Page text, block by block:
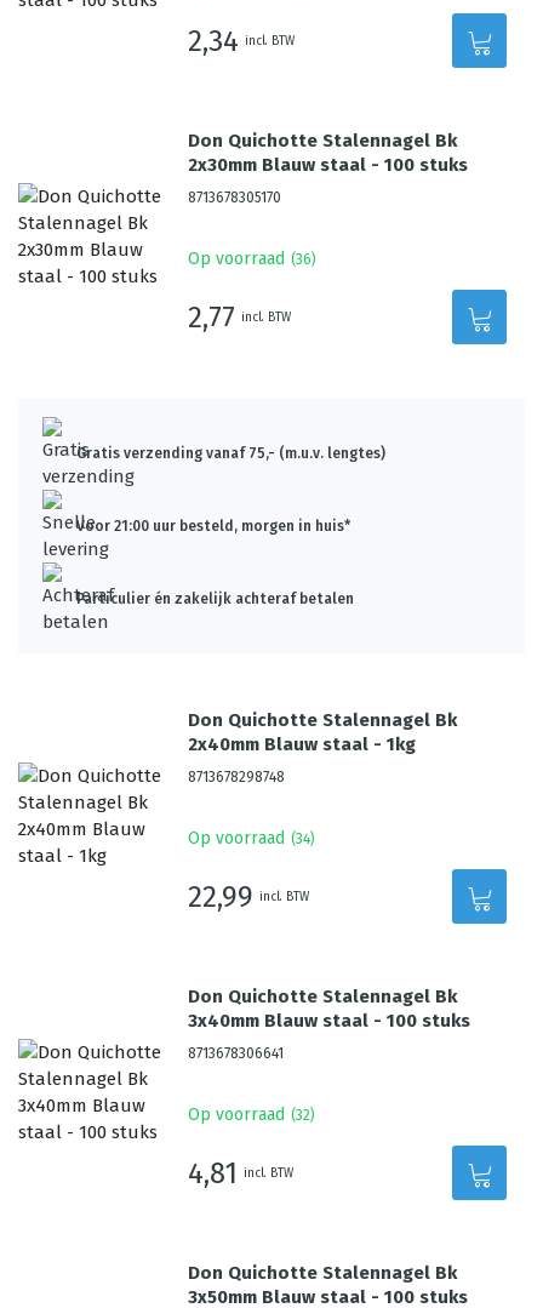
2,34 incl. BTW
Don Quichotte Stalennagel Bk
2x30mm Blauw staal - 100 stuks
8713678305170
Op voorraad (36)
2,77 incl. BTW
Gratis verzending vanaf 75,- (m.u.v. lengtes)
Voor 21:00 uur besteld, morgen in huis*
Particulier én zakelijk achteraf betalen
Don Quichotte Stalennagel Bk
2x40mm Blauw staal - 1kg
8713678298748
Op voorraad (34)
22,99 incl. BTW
Don Quichotte Stalennagel Bk
3x40mm Blauw staal - 100 stuks
8713678306641
Op voorraad (32)
4,81 incl. BTW
Don Quichotte Stalennagel Bk
3x50mm Blauw staal - 100 stuks